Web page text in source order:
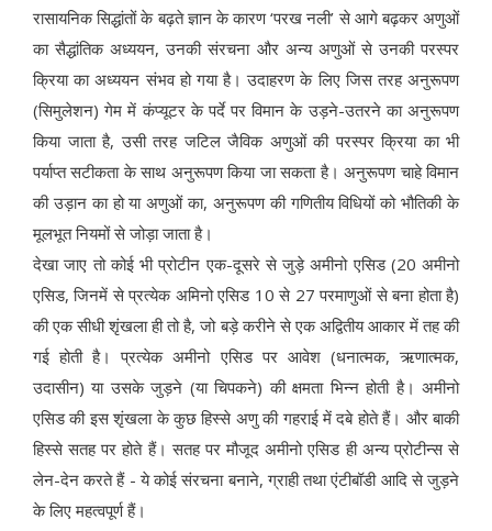
रासायनिक सिद्धांतों के बढ़ते ज्ञान के कारण ‘परख नली’ से आगे बढ़कर अणुओं
का सैद्धांतिक अध्ययन, उनकी संरचना और अन्य अणुओं से उनकी परस्पर
क्रिया का अध्ययन संभव हो गया है। उदाहरण के लिए जिस तरह अनुरूपण
(सिमुलेशन) गेम में कंप्यूटर के पर्दे पर विमान के उड़ने-उतरने का अनुरूपण
किया जाता है, उसी तरह जटिल जैविक अणुओं की परस्पर क्रिया का भी
पर्याप्त सटीकता के साथ अनुरूपण किया जा सकता है। अनुरूपण चाहे विमान
की उड़ान का हो या अणुओं का, अनुरूपण की गणितीय विधियों को भौतिकी के
मूलभूत नियमों से जोड़ा जाता है।
देखा जाए तो कोई भी प्रोटीन एक-दूसरे से जुड़े अमीनो एसिड (20 अमीनो
एसिड, जिनमें से प्रत्येक अमिनो एसिड 10 से 27 परमाणुओं से बना होता है)
की एक सीधी शृंखला ही तो है, जो बड़े करीने से एक अद्वितीय आकार में तह की
गई होती है। प्रत्येक अमीनो एसिड पर आवेश (धनात्मक, ऋणात्मक,
उदासीन) या उसके जुड़ने (या चिपकने) की क्षमता भिन्न होती है। अमीनो
एसिड की इस शृंखला के कुछ हिस्से अणु की गहराई में दबे होते हैं। और बाकी
हिस्से सतह पर होते हैं। सतह पर मौजूद अमीनो एसिड ही अन्य प्रोटीन्स से
लेन-देन करते हैं - ये कोई संरचना बनाने, ग्राही तथा एंटीबॉडी आदि से जुड़ने
के लिए महत्वपूर्ण हैं।